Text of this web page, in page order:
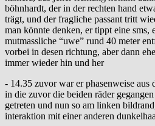
böhnhardt, der in der rechten hand
trägt, und der fragliche passant tritt
man könnte denken, er tippt eine sms,
mutmassliche “uwe” rund 40 meter
vorbei in desen richtung, aber dann
immer wieder hin und her
- 14.35 zuvor war er phasenweise
in die zuvor die beiden räder
getreten und nun so am linken
interaktion mit einer anderen